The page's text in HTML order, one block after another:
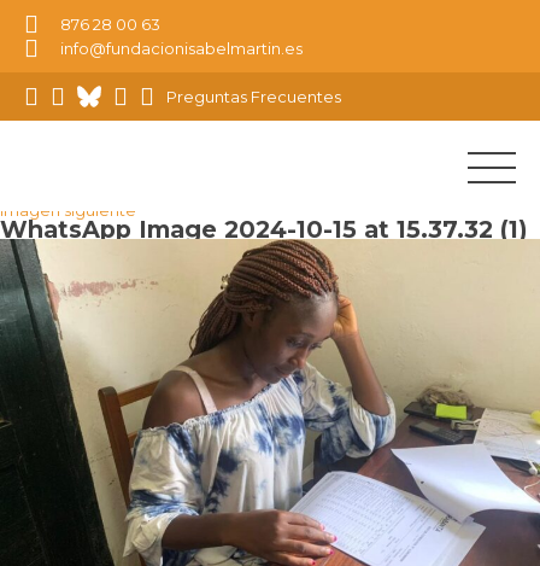
876 28 00 63
info@fundacionisabelmartin.es
Preguntas Frecuentes
Imagen siguiente
WhatsApp Image 2024-10-15 at 15.37.32 (1)